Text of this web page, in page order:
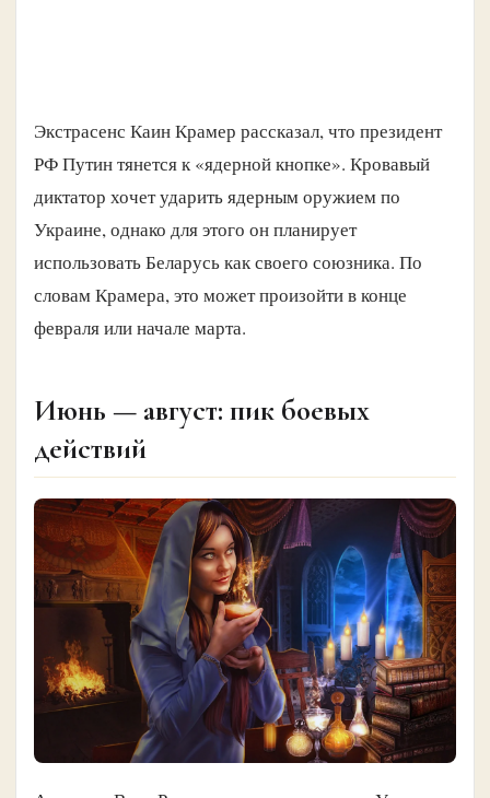
Экстрасенс Каин Крамер рассказал, что президент
РФ Путин тянется к «ядерной кнопке». Кровавый
диктатор хочет ударить ядерным оружием по
Украине, однако для этого он планирует
использовать Беларусь как своего союзника. По
словам Крамера, это может произойти в конце
февраля или начале марта.
Июнь — август: пик боевых
действий